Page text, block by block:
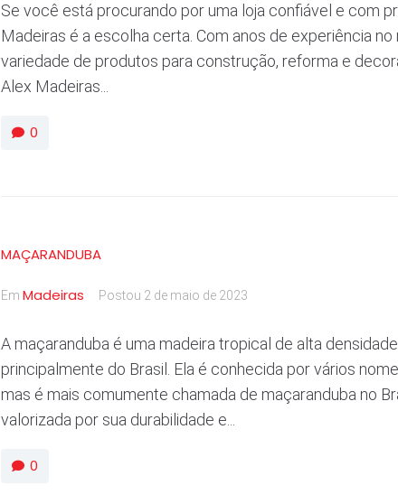
Se você está procurando por uma loja confiável e com
Madeiras é a escolha certa. Com anos de experiência
variedade de produtos para construção, reforma e
Alex Madeiras...
0
MAÇARANDUBA
Em Madeiras Postou 2 de maio de 2023
A maçaranduba é uma madeira tropical de alta
principalmente do Brasil. Ela é conhecida por vários
mas é mais comumente chamada de maçaranduba no
valorizada por sua durabilidade e...
0